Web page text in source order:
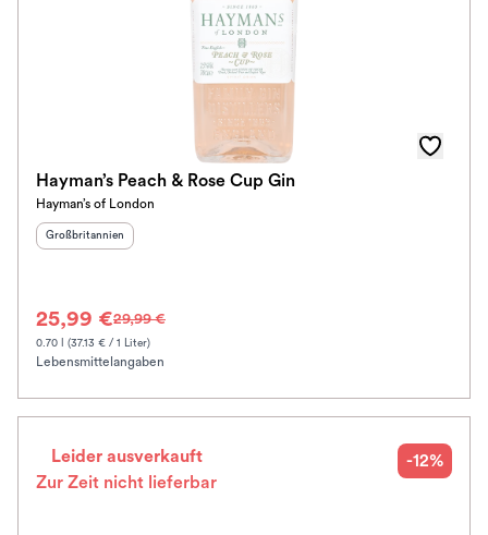
Hayman’s Peach & Rose Cup Gin
Hayman’s of London
Herkunftsland:
Großbritannien
25,99 €29,99 €
0.70 l (37.13 € / 1 Liter)
Lebensmittelangaben
Leider ausverkauft
Zur Zeit nicht lieferbar
-12%